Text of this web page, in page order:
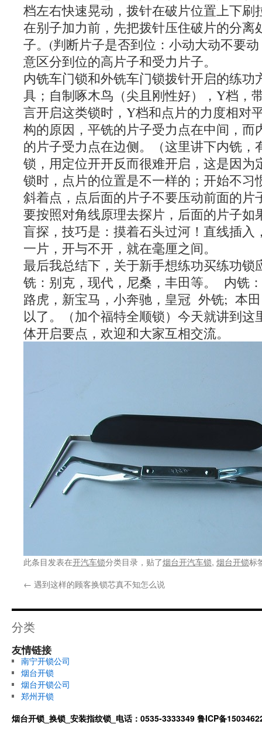
档左右快速晃动，拨针在破片位置上下刷
在别子加力前，先把拨针压住破片的分离
子。(判断片子是否到位：小动大动不要
意区分到位的高片子和受力片子。
内铣车门锁和外铣车门锁拨针开启的练功
具；自制啄木鸟（尖且刚性好），Y档，
言开启这类锁时，Y档和点片的力度相对
构的原因，平铣的片子受力点在中间，而
的片子受力点在边侧。（这里讲下内铣，
锁，用定位开开反而很难开启，这是因为
锁时，点片的位置是不一样的；开始不习
斜着点，点后面的片子不要压动前面的片
要按照对角线原理去探片，后面的片子如
盲探，技巧是：摸着石头过河！直线插入
一片，开与不开，就在毫厘之间。
最后我总结下，关于新手想练功买练功锁
铣：别克，现代，尼桑，丰田等。 内铣
路虎，新宝马，小奔驰，皇冠 外铣; 本
以了。（加个福特全顺锁）今天就讲到这
体开启要点，欢迎和大家互相交流。
此条目发表在开汽车锁分类目录，贴了烟台开汽车锁, 烟台开锁标
← 遇到这样的顾客换锁芯真不知怎么说
分类
友情链接
南宁开锁公司
烟台开锁
烟台开锁公司
郑州开锁
烟台开锁_换锁_安装指纹锁_电话：0535-3333349 鲁ICP备